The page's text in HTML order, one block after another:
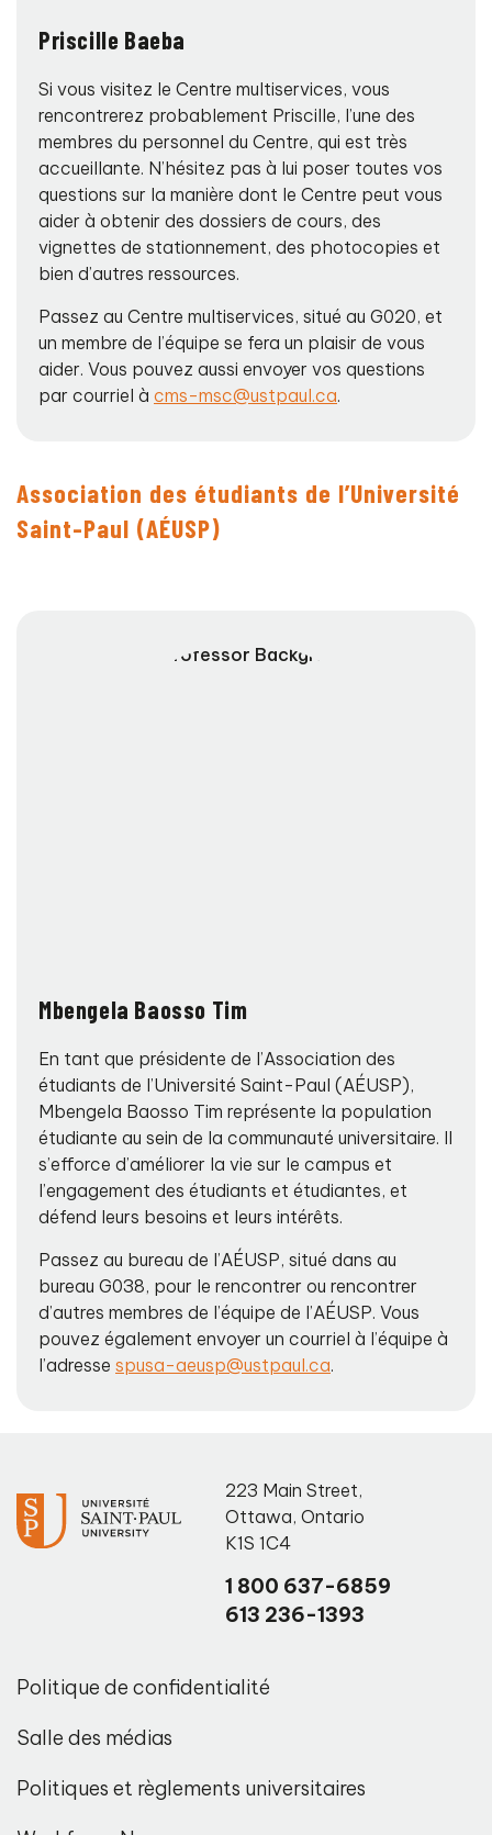
Priscille Baeba
Si vous visitez le Centre multiservices, vous
rencontrerez probablement Priscille, l’une des
membres du personnel du Centre, qui est très
accueillante. N’hésitez pas à lui poser toutes vos
questions sur la manière dont le Centre peut vous
aider à obtenir des dossiers de cours, des
vignettes de stationnement, des photocopies et
bien d’autres ressources.
Passez au Centre multiservices, situé au G020, et
un membre de l’équipe se fera un plaisir de vous
aider. Vous pouvez aussi envoyer vos questions
par courriel à cms-msc@ustpaul.ca.
Association des étudiants de l’Université
Saint-Paul (AÉUSP)
Mbengela Baosso Tim
En tant que présidente de l’Association des
étudiants de l’Université Saint-Paul (AÉUSP),
Mbengela Baosso Tim représente la population
étudiante au sein de la communauté universitaire. Il
s’efforce d’améliorer la vie sur le campus et
l’engagement des étudiants et étudiantes, et
défend leurs besoins et leurs intérêts.
Passez au bureau de l’AÉUSP, situé dans au
bureau G038, pour le rencontrer ou rencontrer
d’autres membres de l’équipe de l’AÉUSP. Vous
pouvez également envoyer un courriel à l’équipe à
l’adresse spusa-aeusp@ustpaul.ca.
223 Main Street,
Ottawa, Ontario
K1S 1C4
1 800 637-6859
613 236-1393
Politique de confidentialité
Salle des médias
Politiques et règlements universitaires